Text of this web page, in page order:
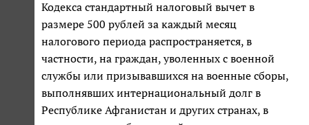
Кодекса стандартный налоговый вычет в
размере 500 рублей за каждый месяц
налогового периода распространяется, в
частности, на граждан, уволенных с военной
службы или призывавшихся на военные сборы,
выполнявших интернациональный долг в
Республике Афганистан и других странах, в